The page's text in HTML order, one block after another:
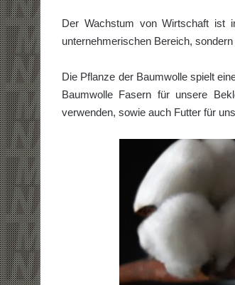
Der Wachstum von Wirtschaft ist
unternehmerischen Bereich,
Die Pflanze der Baumwolle spielt
Baumwolle Fasern für unsere
verwenden, sowie auch Futter für